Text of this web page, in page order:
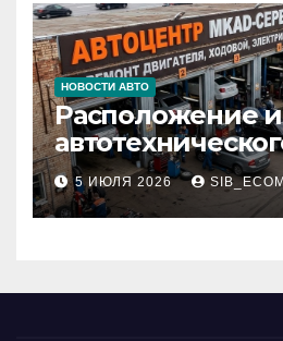
НОВОСТИ АВТО
Расположение и
районе 84-го
МКАД
5 ИЮЛЯ 2026